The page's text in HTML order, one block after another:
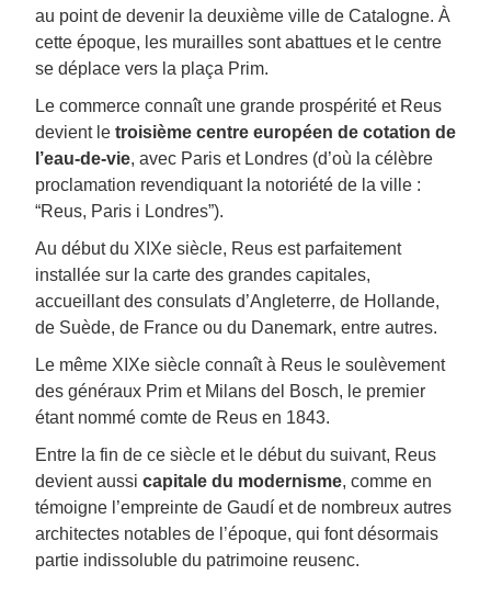
au point de devenir la deuxième ville de Catalogne. À
cette époque, les murailles sont abattues et le centre
se déplace vers la plaça Prim.
Le commerce connaît une grande prospérité et Reus
devient le troisième centre européen de cotation de
l’eau-de-vie, avec Paris et Londres (d’où la célèbre
proclamation revendiquant la notoriété de la ville :
“Reus, Paris i Londres”).
Au début du XIXe siècle, Reus est parfaitement
installée sur la carte des grandes capitales,
accueillant des consulats d’Angleterre, de Hollande,
de Suède, de France ou du Danemark, entre autres.
Le même XIXe siècle connaît à Reus le soulèvement
des généraux Prim et Milans del Bosch, le premier
étant nommé comte de Reus en 1843.
Entre la fin de ce siècle et le début du suivant, Reus
devient aussi capitale du modernisme, comme en
témoigne l’empreinte de Gaudí et de nombreux autres
architectes notables de l’époque, qui font désormais
partie indissoluble du patrimoine reusenc.